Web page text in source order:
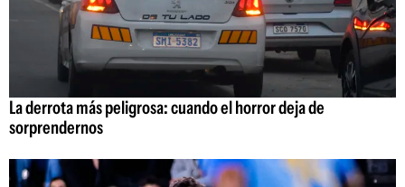
La derrota más peligrosa: cuando el horror deja de
sorprendernos